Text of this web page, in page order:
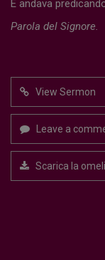
E andava
Parola del Signore.
View Sermon
Leave a
Scarica la